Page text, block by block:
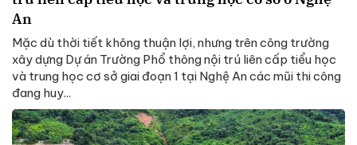
An
Mặc dù thời tiết không thuận lợi, nhưng trên công trường
xây dựng Dự án Trường Phổ thông nội trú liên cấp tiểu học
và trung học cơ sở giai đoạn 1 tại Nghệ An các mũi thi công
đang huy...